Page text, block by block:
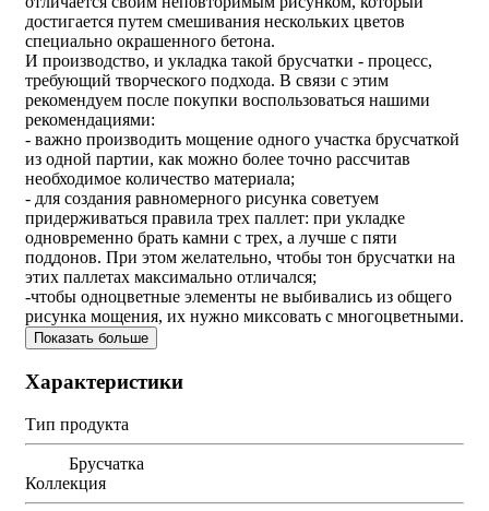
достигается путем смешивания нескольких цветов
специально окрашенного бетона.
И производство, и укладка такой брусчатки - процесс,
требующий творческого подхода. В связи с этим
рекомендуем после покупки воспользоваться нашими
рекомендациями:
- важно производить мощение одного участка брусчаткой
из одной партии, как можно более точно рассчитав
необходимое количество материала;
- для создания равномерного рисунка советуем
придерживаться правила трех паллет: при укладке
одновременно брать камни с трех, а лучше с пяти
поддонов. При этом желательно, чтобы тон брусчатки на
этих паллетах максимально отличался;
-чтобы одноцветные элементы не выбивались из общего
рисунка мощения, их нужно миксовать с многоцветными.
Показать больше
Характеристики
Тип продукта
Брусчатка
Коллекция